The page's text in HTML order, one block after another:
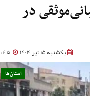
در
یکشنبه 15 تیر 1404
استان‌ها